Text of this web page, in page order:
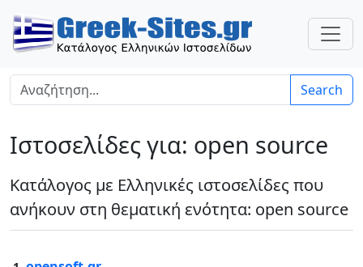
Search
Ιστοσελίδες για: open source
Κατάλογος με Ελληνικές ιστοσελίδες που
ανήκουν στη θεματική ενότητα: open source